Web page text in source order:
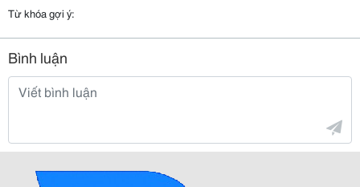
Từ khóa gợi ý:
Bình luận